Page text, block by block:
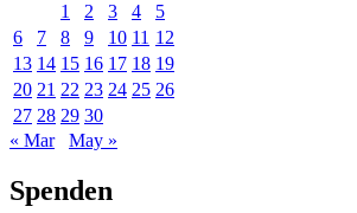
1
2 3 4
5
6
7 8 9 10 11 12
13 14 15 16 17 18 19
20 21 22 23 24 25 26
27 28 29 30
« Mar
May »
Spenden